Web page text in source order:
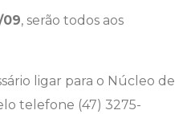
09, serão todos aos
ligar para o Núcleo de
telefone (47) 3275-